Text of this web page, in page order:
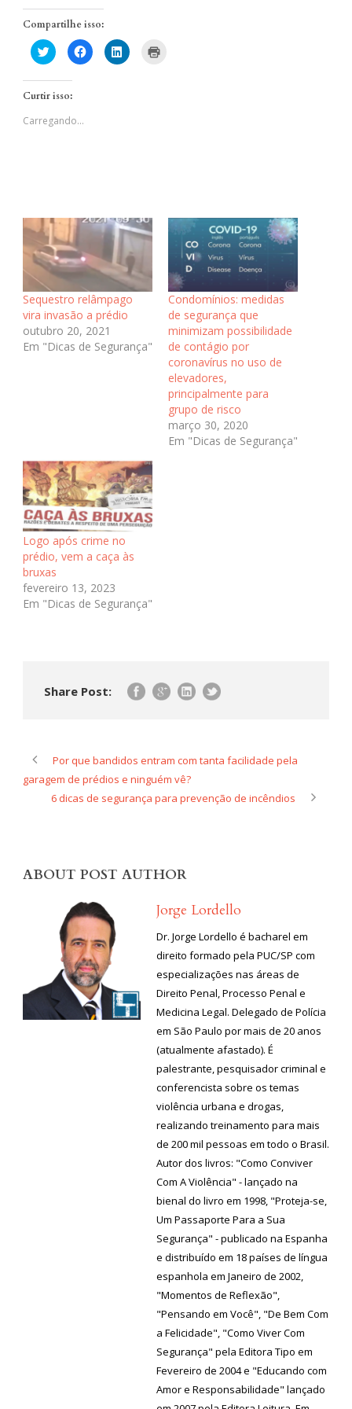
Compartilhe isso:
Clique
para
compartilhar
no
em
janela)
Clique
para
compartilhar
Clique
para
Curtir isso:
Carregando...
Sequestro relâmpago
vira invasão a prédio
outubro 20, 2021
Em "Dicas de Segurança"
Condomínios: medidas
de segurança que
minimizam possibilidade
de contágio por
coronavírus no uso de
elevadores,
principalmente para
grupo de risco
março 30, 2020
Em "Dicas de Segurança"
Logo após crime no
prédio, vem a caça às
bruxas
fevereiro 13, 2023
Em "Dicas de Segurança"
Share Post:
Por que bandidos entram com tanta facilidade pela
garagem de prédios e ninguém vê?
6 dicas de segurança para prevenção de incêndios
ABOUT POST AUTHOR
Jorge Lordello
Dr. Jorge Lordello é bacharel em
direito formado pela PUC/SP com
especializações nas áreas de
Direito Penal, Processo Penal e
Medicina Legal. Delegado de Polícia
em São Paulo por mais de 20 anos
(atualmente afastado). É
palestrante, pesquisador criminal e
conferencista sobre os temas
violência urbana e drogas,
realizando treinamento para mais
de 200 mil pessoas em todo o Brasil.
Autor dos livros: "Como Conviver
Com A Violência" - lançado na
bienal do livro em 1998, "Proteja-se,
Um Passaporte Para a Sua
Segurança" - publicado na Espanha
e distribuído em 18 países de língua
espanhola em Janeiro de 2002,
"Momentos de Reflexão",
"Pensando em Você", "De Bem Com
a Felicidade", "Como Viver Com
Segurança" pela Editora Tipo em
Fevereiro de 2004 e "Educando com
Amor e Responsabilidade" lançado